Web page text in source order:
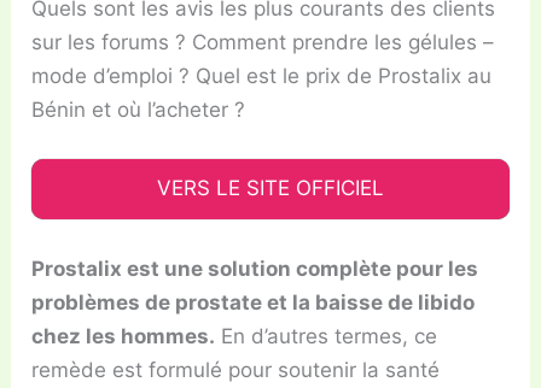
Quels sont les avis les plus courants des clients
sur les forums ? Comment prendre les gélules –
mode d’emploi ? Quel est le prix de Prostalix au
Bénin et où l’acheter ?
VERS LE SITE OFFICIEL
Prostalix est une solution complète pour les
problèmes de prostate et la baisse de libido
chez les hommes. En d’autres termes, ce
remède est formulé pour soutenir la santé